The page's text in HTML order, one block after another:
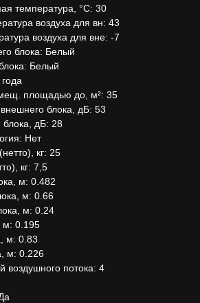
температура, °С: 30
воздуха для вн: 43
воздуха для вне: -7
блока: Белый
Белый
площадью до, м²: 35
блока, дБ: 53
дБ: 28
Нет
кг: 25
кг: 7,5
м: 0.482
м: 0.66
м: 0.24
м: 0.195
м: 0.83
м: 0.226
воздушного потока: 4